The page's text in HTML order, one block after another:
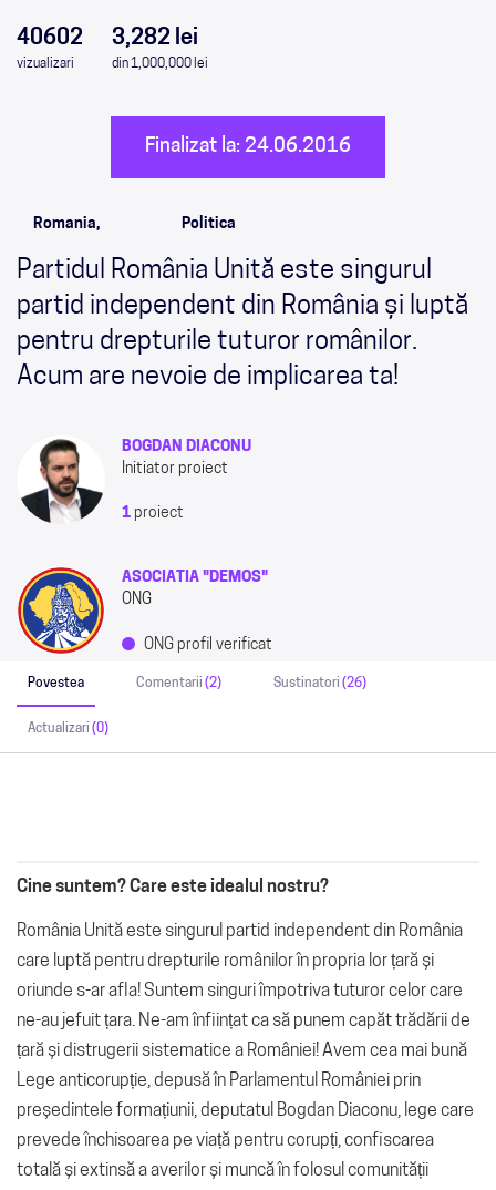
40602
vizualizari
3,282 lei
din 1,000,000 lei
Finalizat la: 24.06.2016
Romania, Politica
Partidul România Unită este singurul
partid independent din România și luptă
pentru drepturile tuturor românilor.
Acum are nevoie de implicarea ta!
BOGDAN DIACONU
Initiator proiect
1 proiect
ASOCIATIA "DEMOS"
ONG
ONG profil verificat
Povestea Comentarii (2) Sustinatori (26)
Actualizari (0)
Cine suntem? Care este idealul nostru?
România Unită este singurul partid independent din România
care luptă pentru drepturile românilor în propria lor țară și
oriunde s-ar afla! Suntem singuri împotriva tuturor celor care
ne-au jefuit țara. Ne-am înființat ca să punem capăt trădării de
țară și distrugerii sistematice a României! Avem cea mai bună
Lege anticorupție, depusă în Parlamentul României prin
președintele formațiunii, deputatul Bogdan Diaconu, lege care
prevede închisoarea pe viață pentru corupți, confiscarea
totală și extinsă a averilor și muncă în folosul comunității